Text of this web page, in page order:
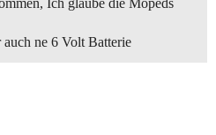
Ich glaube die Mopeds
ne 6 Volt Batterie